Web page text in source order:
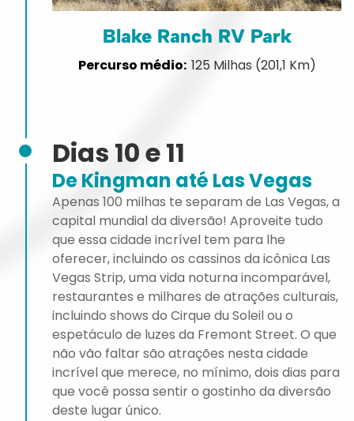
Blake Ranch RV Park
125 Milhas (201,1 Km)
Dias 10 e 11
De Kingman até Las Vegas
Apenas 100 milhas te separam de Las Vegas, a
capital mundial da diversão! Aproveite tudo
que essa cidade incrível tem para lhe
oferecer, incluindo os cassinos da icônica Las
Vegas Strip, uma vida noturna incomparável,
restaurantes e milhares de atrações culturais,
incluindo shows do Cirque du Soleil ou o
espetáculo de luzes da Fremont Street. O que
não vão faltar são atrações nesta cidade
incrível que merece, no mínimo, dois dias para
que você possa sentir o gostinho da diversão
deste lugar único.